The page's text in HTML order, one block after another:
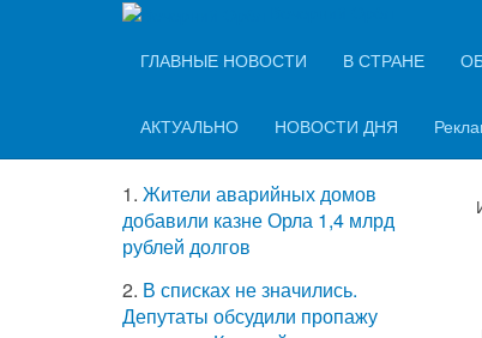
ГЛАВНЫЕ НОВОСТИ
В СТРАНЕ
АКТУАЛЬНО НОВОСТИ ДНЯ
1. Жители аварийных домов
добавили казне Орла 1,4 млрд
рублей долгов
2. В списках не значились.
Депутаты обсудили пропажу